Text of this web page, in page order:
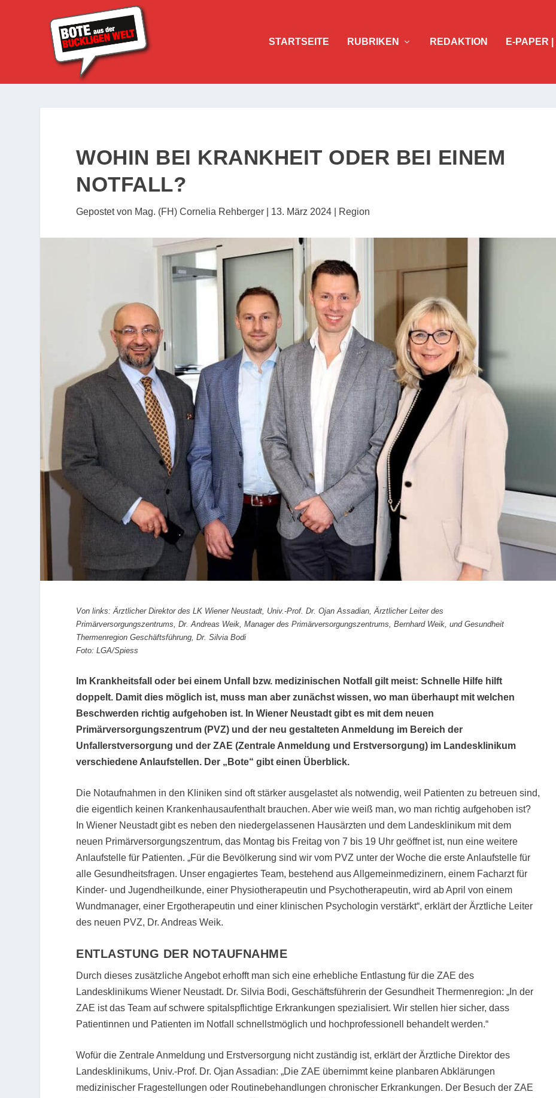
STARTSEITE RUBRIKEN REDAKTION E-PAPER
WOHIN BEI KRANKHEIT ODER BEI EINEM
NOTFALL?
Gepostet von Mag. (FH) Cornelia Rehberger 13. März 2024 Region
Von links: Ärztlicher Direktor des LK Wiener Neustadt, Univ.-Prof. Dr. Ojan Assadian, Ärztlicher Leiter des
Primärversorgungszentrums, Dr. Andreas Weik, Manager des Primärversorgungszentrums, Bernhard Weik, und Gesundheit
Thermenregion Geschäftsführung, Dr. Silvia Bodi
Foto: LGA/Spiess
Im Krankheitsfall oder bei einem Unfall bzw. medizinischen Notfall gilt meist: Schnelle Hilfe hilft
doppelt. Damit dies möglich ist, muss man aber zunächst wissen, wo man überhaupt mit welchen
Beschwerden richtig aufgehoben ist. In Wiener Neustadt gibt es mit dem neuen
Primärversorgungszentrum (PVZ) und der neu gestalteten Anmeldung im Bereich der
Unfallerstversorgung und der ZAE (Zentrale Anmeldung und Erstversorgung) im Landesklinikum
verschiedene Anlaufstellen. Der „Bote“ gibt einen Überblick.
Die Notaufnahmen in den Kliniken sind oft stärker ausgelastet als notwendig, weil Patienten zu betreuen sind,
die eigentlich keinen Krankenhausaufenthalt brauchen. Aber wie weiß man, wo man richtig aufgehoben ist?
In Wiener Neustadt gibt es neben den niedergelassenen Hausärzten und dem Landesklinikum mit dem
neuen Primärversorgungszentrum, das Montag bis Freitag von 7 bis 19 Uhr geöffnet ist, nun eine weitere
Anlaufstelle für Patienten. „Für die Bevölkerung sind wir vom PVZ unter der Woche die erste Anlaufstelle für
alle Gesundheitsfragen. Unser engagiertes Team, bestehend aus Allgemeinmedizinern, einem Facharzt für
Kinder- und Jugendheilkunde, einer Physiotherapeutin und Psychotherapeutin, wird ab April von einem
Wundmanager, einer Ergotherapeutin und einer klinischen Psychologin verstärkt“, erklärt der Ärztliche Leiter
des neuen PVZ, Dr. Andreas Weik.
ENTLASTUNG DER NOTAUFNAHME
Durch dieses zusätzliche Angebot erhofft man sich eine erhebliche Entlastung für die ZAE des
Landesklinikums Wiener Neustadt. Dr. Silvia Bodi, Geschäftsführerin der Gesundheit Thermenregion: „In der
ZAE ist das Team auf schwere spitalspflichtige Erkrankungen spezialisiert. Wir stellen hier sicher, dass
Patientinnen und Patienten im Notfall schnellstmöglich und hochprofessionell behandelt werden.“
Wofür die Zentrale Anmeldung und Erstversorgung nicht zuständig ist, erklärt der Ärztliche Direktor des
Landesklinikums, Univ.-Prof. Dr. Ojan Assadian: „Die ZAE übernimmt keine planbaren Abklärungen
medizinischer Fragestellungen oder Routinebehandlungen chronischer Erkrankungen. Der Besuch der ZAE